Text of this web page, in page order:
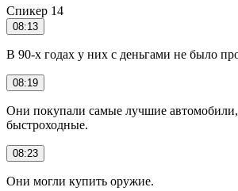
Спикер 14
08:13
В 90-х годах у них с деньгами не было
08:19
Они покупали самые лучшие
быстроходные.
08:23
Они могли купить оружие.